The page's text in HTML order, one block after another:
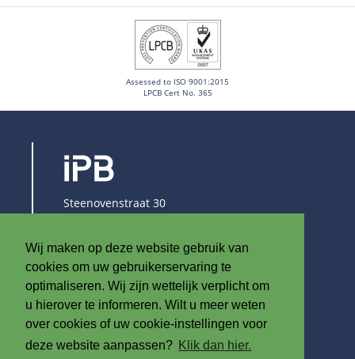
Wij maken op deze website gebruik van
cookies om uw gebruikerservaring te
optimaliseren. Wij zijn wettelijk verplicht om
u hierover te informeren. Wilt u meer weten
over cookies of uw cookie-instellingen voor
deze website aanpassen? Klik dan hier.
Assessed to ISO 9001:2015
LPCB Cert No. 365
Steenovenstraat 30
T+32 (0)56 60 79 19
F +32 (0)56 61 08 85
info@iplast.be